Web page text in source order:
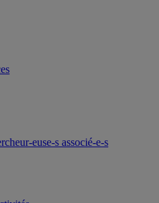
euse-s associé-e-s